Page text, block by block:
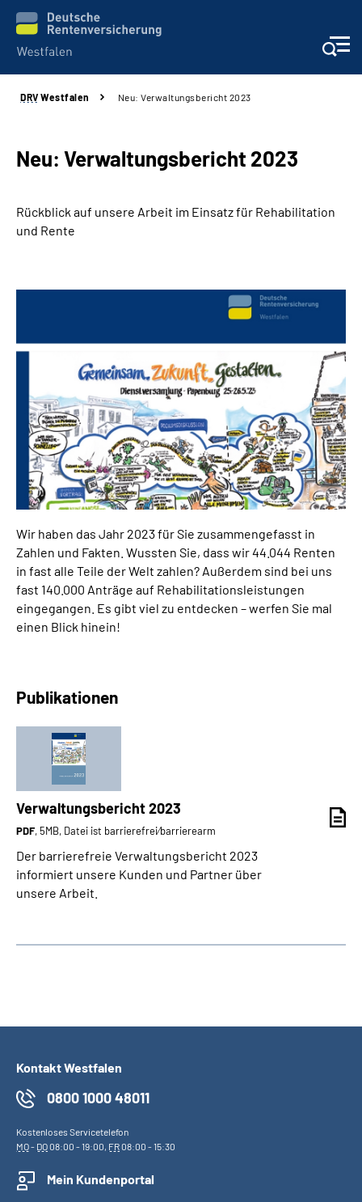
Kontakt und Beratung
Broschüren und mehr
Karriere
Online-Services
Inhalte in Gebärdensprache (DGS)
Leichte Sprache
Suche
Mein Kundenportal
DRV Westfalen Neu: Verwaltungsbericht 2023
Neu: Verwaltungsbericht 2023
Rückblick auf unsere Arbeit im Einsatz für Rehabilitation
und Rente
Wir haben das Jahr 2023 für Sie zusammengefasst in
Zahlen und Fakten. Wussten Sie, dass wir44.044 Renten
in fast alle Teile der Welt zahlen? Außerdem sind bei uns
fast 140.000 Anträge auf Rehabilitationsleistungen
eingegangen. Es gibt viel zu entdecken – werfen Sie mal
einen Blick hinein!
Publikationen
Verwaltungsbericht 2023
PDF, 5MB, Datei ist barrierefrei⁄barrierearm
Der barrierefreie Verwaltungsbericht 2023
informiert unsere Kunden und Partner über
unsere Arbeit.
Kontakt Westfalen
0800 1000 48011
Kostenloses Servicetelefon
MO- DO08:00 - 19:00, FR08:00 - 15:30
Mein Kundenportal